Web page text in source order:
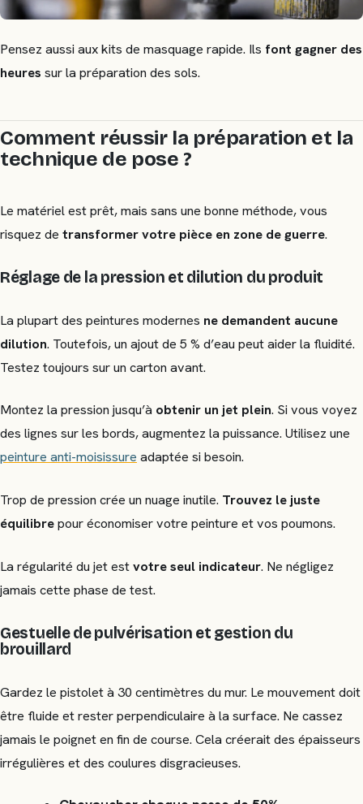
Pensez aussi aux kits de masquage rapide. Ils font gagner des
heures sur la préparation des sols.
Comment réussir la préparation et la
technique de pose ?
Le matériel est prêt, mais sans une bonne méthode, vous
risquez de transformer votre pièce en zone de guerre.
Réglage de la pression et dilution du produit
La plupart des peintures modernes ne demandent aucune
dilution. Toutefois, un ajout de 5 % d’eau peut aider la fluidité.
Testez toujours sur un carton avant.
Montez la pression jusqu’à obtenir un jet plein. Si vous voyez
des lignes sur les bords, augmentez la puissance. Utilisez une
peinture anti-moisissure adaptée si besoin.
Trop de pression crée un nuage inutile. Trouvez le juste
équilibrepour économiser votre peinture et vos poumons.
La régularité du jet estvotre seul indicateur. Ne négligez
jamais cette phase de test.
Gestuelle de pulvérisation et gestion du
brouillard
Gardez le pistolet à 30 centimètres du mur. Le mouvement doit
être fluide et rester perpendiculaire à la surface. Ne cassez
jamais le poignet en fin de course. Cela créerait des épaisseurs
irrégulières et des coulures disgracieuses.